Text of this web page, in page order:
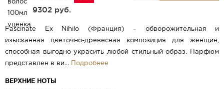
9302 руб.
Fascinate Ex Nihilo (Франция) – обворожительная и
изысканная цветочно-древесная композиция для женщин,
способная выгодно украсить любой стильный образ. Парфюм
представлен в ви... Подробнее
ВЕРХНИЕ НОТЫ